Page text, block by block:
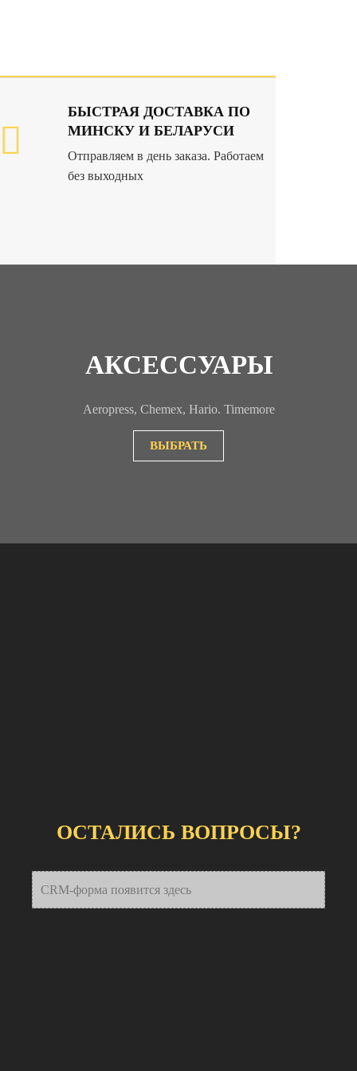
БЫСТРАЯ ДОСТАВКА ПО
МИНСКУ И БЕЛАРУСИ
Отправляем в день заказа. Работаем
без выходных
АКСЕССУАРЫ
Aeropress, Chemex, Hario. Timemore
ВЫБРАТЬ
ОСТАЛИСЬ ВОПРОСЫ?
CRM-форма появится здесь